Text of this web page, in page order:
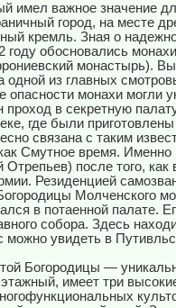
имел важное значение
город, на месте
кремль. Зная о
году обосновались
монастырь).
одной из главных
монахи могли
в секретную
где были
связана с таким
Смутное время.
после того, как
Резиденцией
Молченского
в потаенной палате.
собора. Здесь
можно увидеть в
Богородицы —
имеет три